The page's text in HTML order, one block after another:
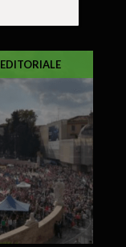
EDITORIALE